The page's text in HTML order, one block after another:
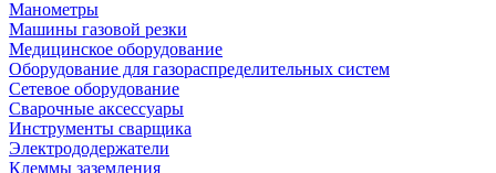
Манометры
Машины газовой резки
Медицинское оборудование
Оборудование для газораспределительных систем
Сетевое оборудование
Сварочные аксессуары
Инструменты сварщика
Электрододержатели
Клеммы заземления